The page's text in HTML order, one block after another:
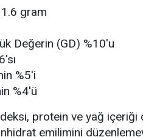
gram
Değerin (GD) %10'u
%5'i
%4'ü
protein ve yağ içeriği
emilimini